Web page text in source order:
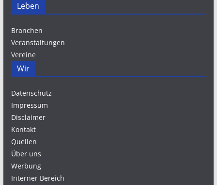
Leben
Branchen
Veranstaltungen
Vereine
Wir
Datenschutz
Impressum
Disclaimer
Kontakt
Quellen
Über uns
Werbung
Interner Bereich